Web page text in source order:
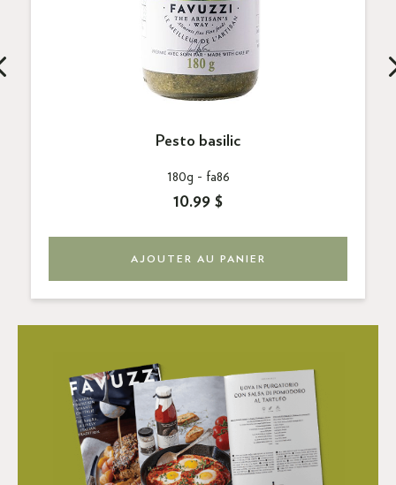
Pesto basilic
180g - fa86
10.99 $
AJOUTER AU PANIER